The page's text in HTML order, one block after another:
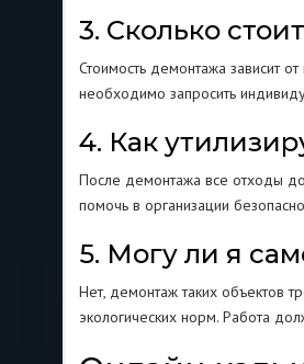
3. Сколько
Стоимость демонтажа зависит
необходимо запросить
4. Как
После демонтажа все отходы
помочь в организации
5. Могу ли я
Нет, демонтаж таких объектов
экологических норм. Работа